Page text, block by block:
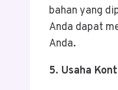
bahan yang
Anda dapat
Anda.
5. Usaha